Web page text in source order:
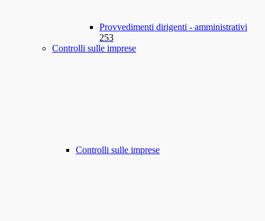
Provvedimenti dirigenti - amministrativi
253
Controlli sulle imprese
Controlli sulle imprese